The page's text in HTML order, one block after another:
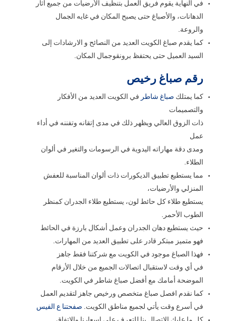
في النهاية يقوم فريق العمل بتنظيف الأرضيات من جميع أثار
الدهانات، والأصباغ حتى يصبح المكان في غايه الجمال
والروعة.
كما يقدم صباغ الكويت العديد من النصائح و الارشادات إلى
السيد العميل حتى يحتفظ برونقوجمال المكان.
رقم صباغ رخيص
كما يمتلك صباغ شاطر في الكويت العديد من الأفكار
والتصميمات
ذات الزوق العالي ويظهر ذلك في مدى إتقانه وتفننه في أداء
عمل
ومدى دقة مهاراته اليدوية في الرسومات والتغير في ألوان
الطلاء.
مما يستطيع تطبيق الديكورات ذات ألوان المناسبة للعفش
المنزلي والأرضيات،
يستطيع طلاء كل حائط لون، يستطيع طلاء الجدران كمنظر
الطوب الأحمر.
حيث يستطيع دهان الجدران وعمل أشكال بارزة في الحائط
فهو متميز مبتكر قادر على تطبيق العديد من المهارات.
فهذا الصباغ موجود في الكويت مع شركتنا فقط جاهز
في أي وقت لاستقبال اتصالات الجميع من خلال الأرقام
الموضحة أمامك مع أفضل صباغ شاطر في الكويت.
كما نقدم افصل صباغ متخصص ورخيص جاهز لتقديم العمل
في أسرع وقت يأتي لجميع مناطق الكويت. صفحتنا ع الفيس